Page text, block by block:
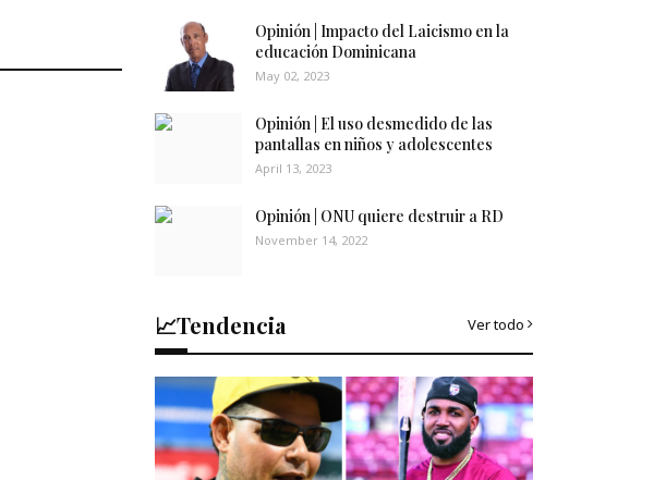
Opinión | Impacto del Laicismo en la
educación Dominicana
May 02, 2023
Opinión | El uso desmedido de las
pantallas en niños y adolescentes
April 13, 2023
Opinión | ONU quiere destruir a RD
November 14, 2022
📈Tendencia Ver todo